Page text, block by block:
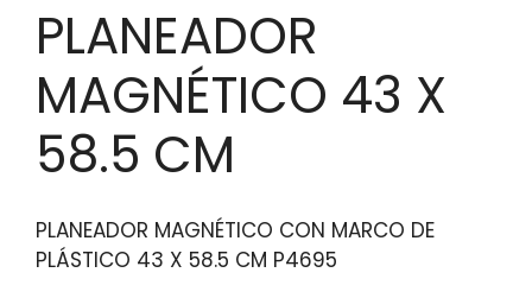
PLANEADOR
MAGNÉTICO 43 X
58.5 CM
PLANEADOR MAGNÉTICO CON MARCO DE
PLÁSTICO 43 X 58.5 CM P4695